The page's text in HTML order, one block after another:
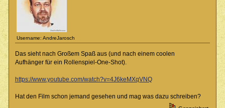
Username: AndreJarosch
Das sieht nach Großem Spaß aus (und nach einem coolen
Aufhänger für ein Rollenspiel-One-Shot).
https://www.youtube.com/watch?v=4J6keMXqVNQ
Hat den Film schon jemand gesehen und mag was dazu schreiben?